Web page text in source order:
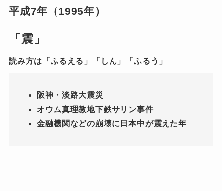
平成7年（1995年）
「震」
読み方は「ふるえる」「しん」「ふるう」
阪神・淡路大震災
オウム真理教地下鉄サリン事件
金融機関などの崩壊に日本中が震えた年